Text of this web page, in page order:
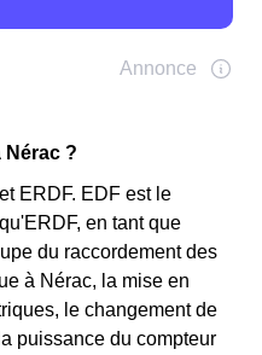
Nérac ?
ERDF. EDF est le
en tant que
du raccordement des
à Nérac, la mise en
le changement de
puissance du compteur